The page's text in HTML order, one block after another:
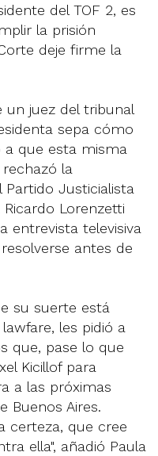
del TOF 2, es
la prisión
deje firme la
un juez del tribunal
sepa cómo
a que esta misma
la
Justicialista
Lorenzetti
entrevista televisiva
antes de
su suerte está
les pidió a
que, pase lo que
Kicillof para
a las próximas
Buenos Aires.
certeza, que cree
ella", añadió Paula